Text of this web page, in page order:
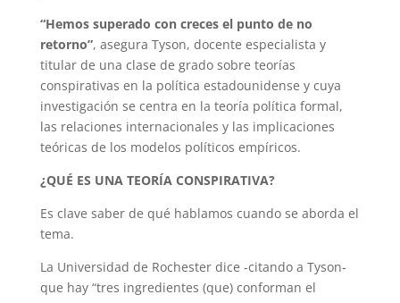
“Hemos superado con creces el punto de no
retorno”, asegura Tyson, docente especialista y
titular de una clase de grado sobre teorías
conspirativas en la política estadounidense y cuya
investigación se centra en la teoría política formal,
las relaciones internacionales y las implicaciones
teóricas de los modelos políticos empíricos.
¿QUÉ ES UNA TEORÍA CONSPIRATIVA?
Es clave saber de qué hablamos cuando se aborda el
tema.
La Universidad de Rochester dice -citando a Tyson-
que hay “tres ingredientes (que) conforman el